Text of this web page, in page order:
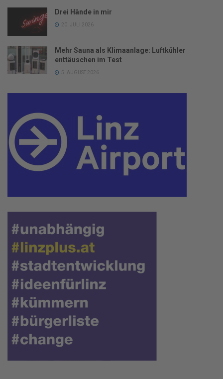
Drei Hände in mir
20. JULI 2026
Mehr Sauna als Klimaanlage: Luftkühler
enttäuschen im Test
5. AUGUST 2026